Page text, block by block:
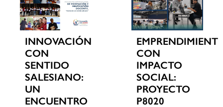
INNOVACIÓN
CON
SENTIDO
SALESIANO:
UN
ENCUENTRO
CON
IMPACTO
SOCIAL:
PROYECTO
P8020